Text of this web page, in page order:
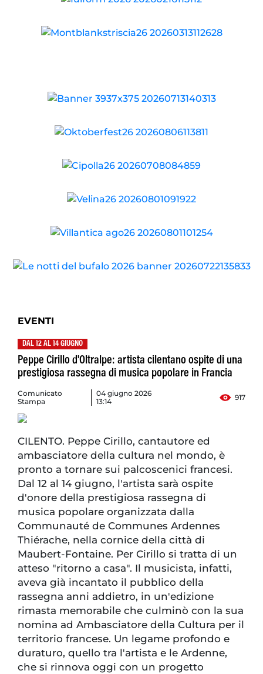
EVENTI
DAL 12 AL 14 GIUGNO
Peppe Cirillo d'Oltralpe: artista cilentano ospite di una
prestigiosa rassegna di musica popolare in Francia
Comunicato
Stampa
04 giugno 2026
13:14
917
CILENTO. Peppe Cirillo, cantautore ed
ambasciatore della cultura nel mondo, è
pronto a tornare sui palcoscenici francesi.
Dal 12 al 14 giugno, l'artista sarà ospite
d'onore della prestigiosa rassegna di
musica popolare organizzata dalla
Communauté de Communes Ardennes
Thiérache, nella cornice della città di
Maubert-Fontaine. Per Cirillo si tratta di un
atteso "ritorno a casa". Il musicista, infatti,
aveva già incantato il pubblico della
rassegna anni addietro, in un'edizione
rimasta memorabile che culminò con la sua
nomina ad Ambasciatore della Cultura per il
territorio francese. Un legame profondo e
duraturo, quello tra l'artista e le Ardenne,
che si rinnova oggi con un progetto